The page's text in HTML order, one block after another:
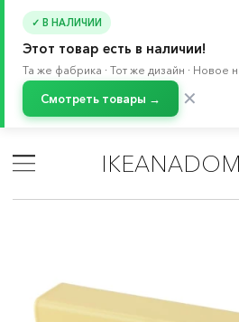
✓ В НАЛИЧИИ
Этот товар есть в наличии!
Та же фабрика · Тот же дизайн · Новое
Смотреть товары → ✕
Товары для малышей 0-2 лет /
СМОСТАД система / Ручки и